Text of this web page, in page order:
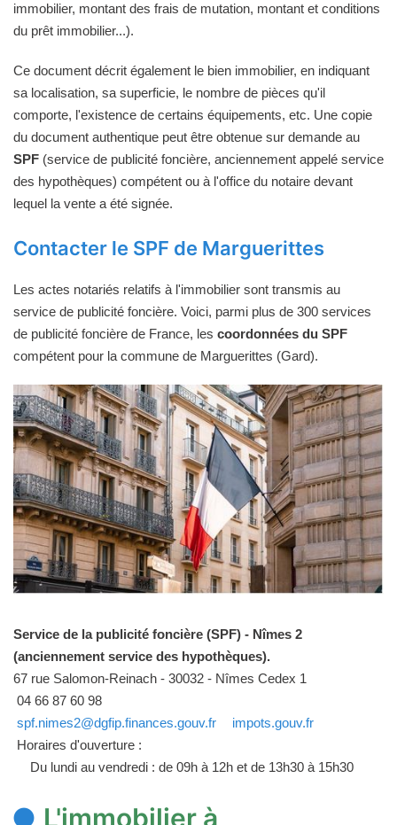
immobilier, montant des frais de mutation, montant et conditions
du prêt immobilier...).
Ce document décrit également le bien immobilier, en indiquant
sa localisation, sa superficie, le nombre de pièces qu'il
comporte, l'existence de certains équipements, etc. Une copie
du document authentique peut être obtenue sur demande au
SPF (service de publicité foncière, anciennement appelé service
des hypothèques) compétent ou à l'office du notaire devant
lequel la vente a été signée.
Contacter le SPF de Marguerittes
Les actes notariés relatifs à l'immobilier sont transmis au
service de publicité foncière. Voici, parmi plus de 300 services
de publicité foncière de France, les coordonnées du SPF
compétent pour la commune de Marguerittes (Gard).
Service de la publicité foncière (SPF) - Nîmes 2
(anciennement service des hypothèques).
67 rue Salomon-Reinach - 30032 - Nîmes Cedex 1
04 66 87 60 98
spf.nimes2@dgfip.finances.gouv.fr
impots.gouv.fr
Horaires d'ouverture :
Du lundi au vendredi : de 09h à 12h et de 13h30 à 15h30
L'immobilier à